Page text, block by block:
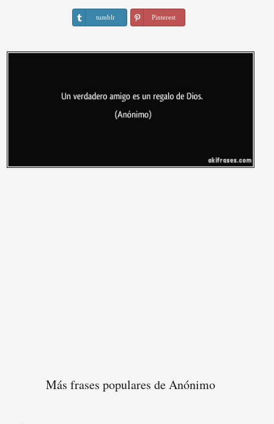
tumblr Pinterest
Más frases populares de Anónimo